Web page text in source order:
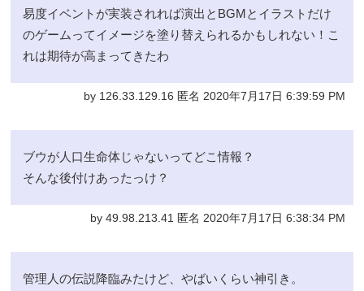
易度イベントが実装されれば演出とBGMとイラストだけ
のゲームってイメージを塗り替えられるかもしれない！こ
れは期待が高まってきたわ
by 126.33.129.16 匿名 2020年7月17日 6:39:59 PM
ブウが人口生命体じゃないってどこ情報？
そんな後付けあったっけ？
by 49.98.213.41 匿名 2020年7月17日 6:38:34 PM
管理人の伝説降臨みたけど、やばいくらい神引き。